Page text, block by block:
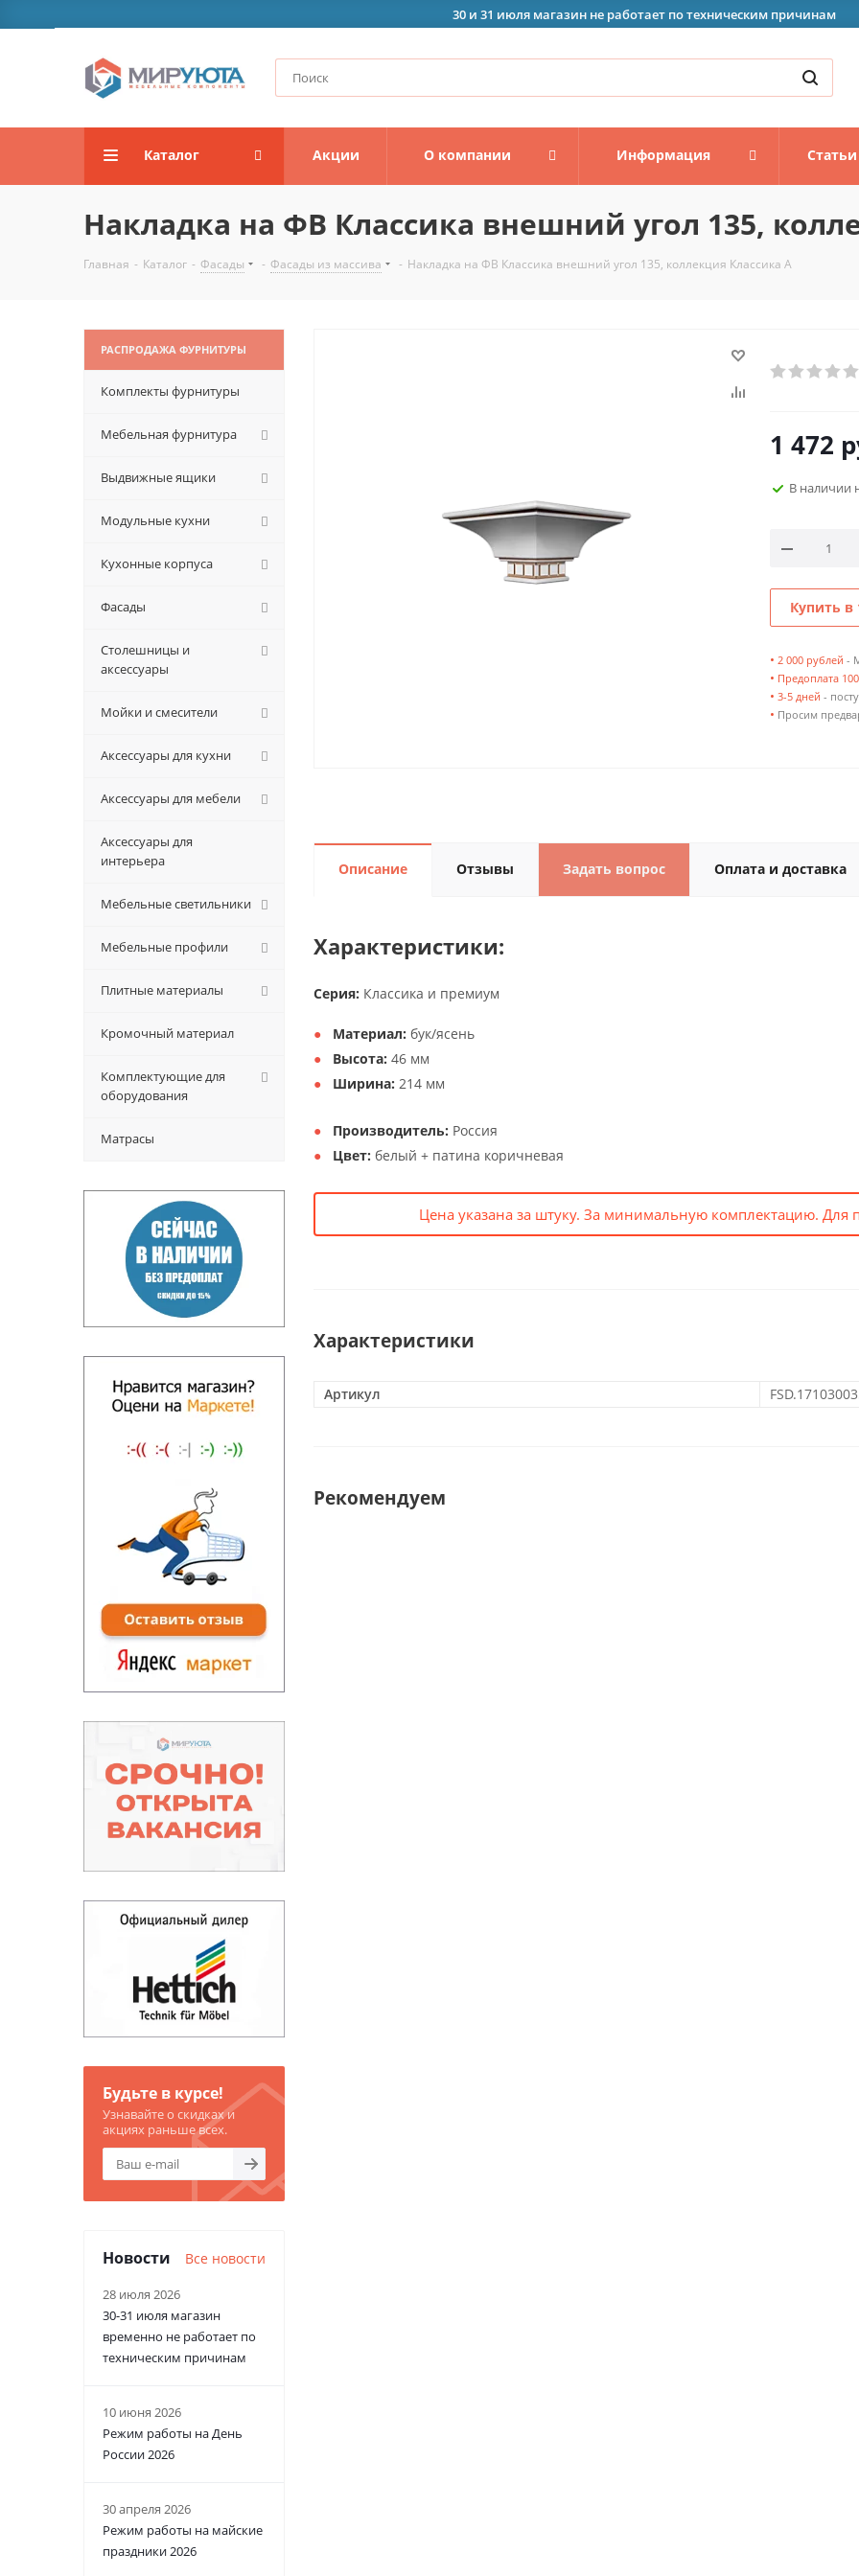
30 и 31 июля магазин не работает по техническим причинам
Каталог Акции О компании Информация Статьи
Накладка на ФВ Классика внешний угол 135,
Главная - Каталог - Фасады - Фасады из массива - Накладка на ФВ Классика внешний угол 135, коллекция Классика А
1 472
В наличии
Купить в
• 2 000 рублей -
• Предоплата
• 3-5 дней -
• Просим
Описание Отзывы Задать вопрос Оплата и доставка
Характеристики:
Серия: Классика и премиум
Материал: бук/ясень
Высота: 46 мм
Ширина: 214 мм
Производитель: Россия
Цвет: белый + патина коричневая
Цена указана за штуку. За минимальную комплектацию. Для
Характеристики
Артикул
Рекомендуем
РАСПРОДАЖА ФУРНИТУРЫ
Комплекты фурнитуры
Мебельная фурнитура
Выдвижные ящики
Модульные кухни
Кухонные корпуса
Фасады
Столешницы и
аксессуары
Мойки и смесители
Аксессуары для кухни
Аксессуары для мебели
Аксессуары для
интерьера
Мебельные светильники
Мебельные профили
Плитные материалы
Кромочный материал
Комплектующие для
оборудования
Матрасы
Будьте в курсе!
Узнавайте о скидках и
акциях раньше всех.
Новости Все новости
28 июля 2026
30-31 июля магазин
временно не работает по
техническим причинам
10 июня 2026
Режим работы на День
России 2026
30 апреля 2026
Режим работы на майские
праздники 2026